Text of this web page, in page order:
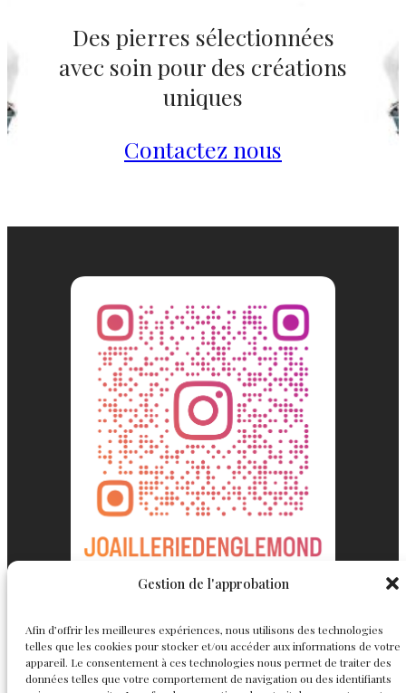
Gestion de l'approbation
Afin d’offrir les meilleures expériences, nous utilisons des technologies
telles que les cookies pour stocker et/ou accéder aux informations de votre
appareil. Le consentement à ces technologies nous permet de traiter des
données telles que votre comportement de navigation ou des identifiants
Des pierres sélectionnées
avec soin pour des créations
uniques
Contactez nous
Englemond
Joaillerie
Suivez nous